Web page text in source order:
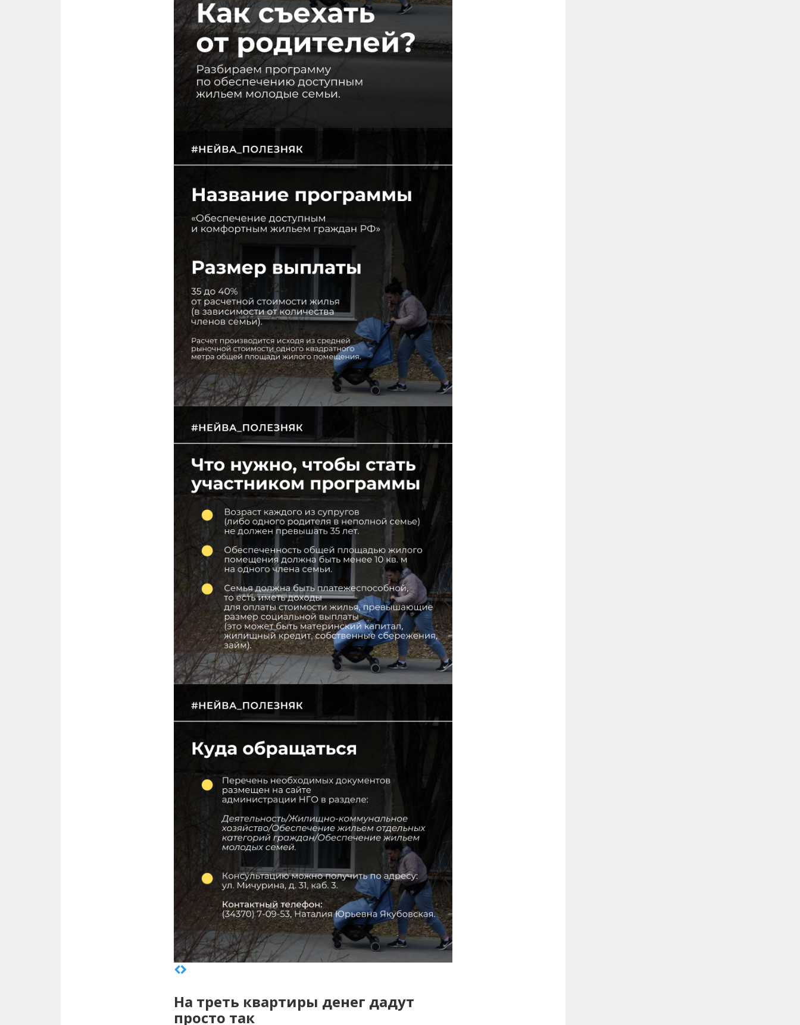
На треть квартиры денег дадут
просто так